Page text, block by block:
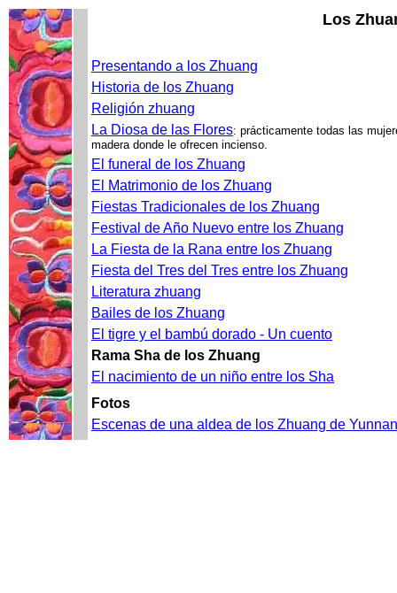
Los
Presentando a los Zhuang
Historia de los Zhuang
Religión zhuang
La Diosa de las Flores: prácticamente todas las
madera donde le ofrecen incienso.
El funeral de los Zhuang
El Matrimonio de los Zhuang
Fiestas Tradicionales de los Zhuang
Festival de Año Nuevo entre los Zhuang
La Fiesta de la Rana entre los Zhuang
Fiesta del Tres del Tres entre los Zhuang
Literatura zhuang
Bailes de los Zhuang
El tigre y el bambú dorado - Un cuento
Rama Sha de los Zhuang
El nacimiento de un niño entre los Sha
Fotos
Escenas de una aldea de los Zhuang de Yunnan